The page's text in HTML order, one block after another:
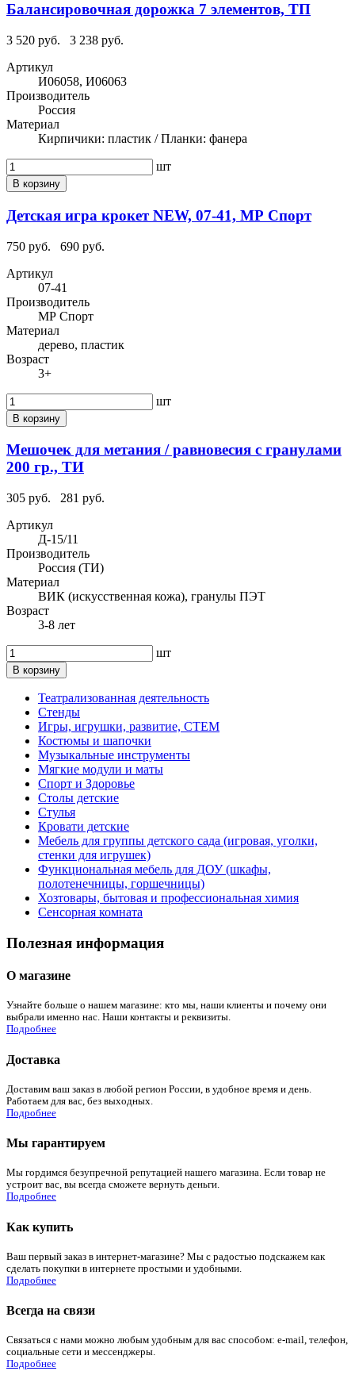
Балансировочная дорожка 7 элементов, ТП
3 520 руб.
3 238 руб.
Артикул
И06058, И06063
Производитель
Россия
Материал
Кирпичики: пластик / Планки: фанера
шт
В корзину
Детская игра крокет NEW, 07-41, МР Спорт
750 руб.
690 руб.
Артикул
07-41
Производитель
МР Спорт
Материал
дерево, пластик
Возраст
3+
шт
В корзину
Мешочек для метания / равновесия с гранулами
200 гр., ТИ
305 руб.
281 руб.
Артикул
Д-15/11
Производитель
Россия (ТИ)
Материал
ВИК (искусственная кожа), гранулы ПЭТ
Возраст
3-8 лет
шт
В корзину
Театрализованная деятельность
Стенды
Игры, игрушки, развитие, СТЕМ
Костюмы и шапочки
Музыкальные инструменты
Мягкие модули и маты
Спорт и Здоровье
Столы детские
Стулья
Кровати детские
Мебель для группы детского сада (игровая, уголки,
стенки для игрушек)
Функциональная мебель для ДОУ (шкафы,
полотенечницы, горшечницы)
Хозтовары, бытовая и профессиональная химия
Сенсорная комната
Полезная информация
О магазине
Узнайте больше о нашем магазине: кто мы, наши клиенты и почему они
выбрали именно нас. Наши контакты и реквизиты.
Подробнее
Доставка
Доставим ваш заказ в любой регион России, в удобное время и день.
Работаем для вас, без выходных.
Подробнее
Мы гарантируем
Мы гордимся безупречной репутацией нашего магазина. Если товар не
устроит вас, вы всегда сможете вернуть деньги.
Подробнее
Как купить
Ваш первый заказ в интернет-магазине? Мы с радостью подскажем как
сделать покупки в интернете простыми и удобными.
Подробнее
Всегда на связи
Связаться с нами можно любым удобным для вас способом: e-mail, телефон,
социальные сети и мессенджеры.
Подробнее